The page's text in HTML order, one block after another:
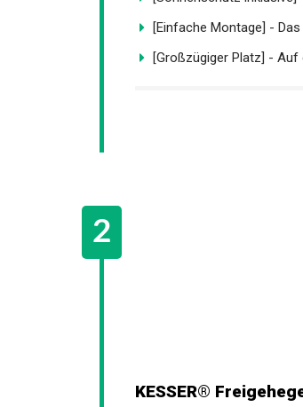
[Einfache Montage] -
[Großzügiger Platz] - Auf
KESSER®